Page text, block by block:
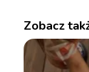
Zobacz